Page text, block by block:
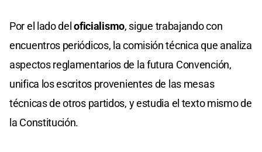
Por el lado deloficialismo, sigue trabajando con
encuentros periódicos, la comisión técnica que analiza
aspectos reglamentarios de la futura Convención,
unifica los escritos provenientes de las mesas
técnicas de otros partidos, y estudia el texto mismo de
la Constitución.